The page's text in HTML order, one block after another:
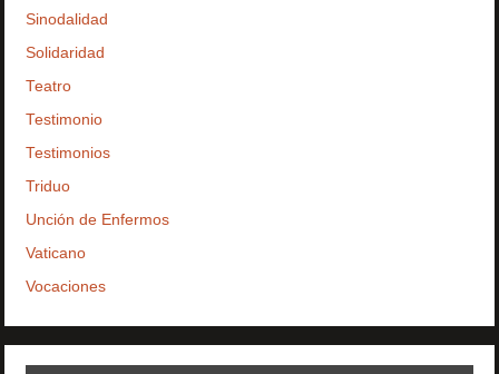
Sinodalidad
Solidaridad
Teatro
Testimonio
Testimonios
Triduo
Unción de Enfermos
Vaticano
Vocaciones